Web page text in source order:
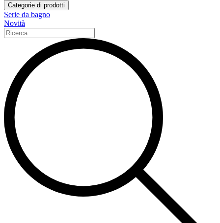
Categorie di prodotti
Serie da bagno
Novità